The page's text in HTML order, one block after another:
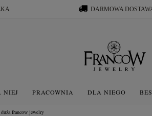
DARMOWA
NIEJ PRACOWNIA DLA NIEGO
francow jewelry